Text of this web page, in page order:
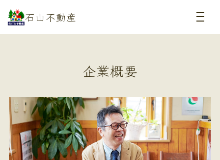
石山不動産
企業概要